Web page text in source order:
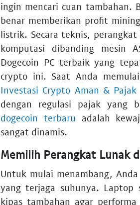
ingin mencari cuan tambahan.
benar memberikan profit
listrik. Secara teknis,
komputasi dibanding mesin
Dogecoin PC terbaik yang
crypto ini. Saat Anda
Investasi Crypto Aman &
dengan regulasi pajak yang
dogecoin terbaru adalah
sangat dinamis.
Memilih Perangkat Lunak
Untuk mulai menambang,
yang terjaga suhunya. Laptop
kipas tambahan agar